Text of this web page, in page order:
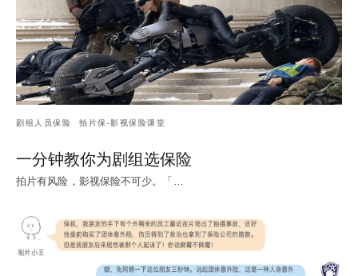
剧组人员保险 拍片保-影视保险课堂
一分钟教你为剧组选保险
拍片有风险，影视保险不可少。「…